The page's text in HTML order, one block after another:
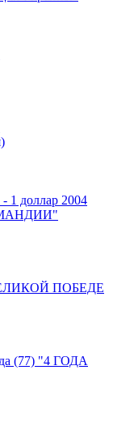
доллар 2004
ПОБЕДЕ
(77) "4 ГОДА